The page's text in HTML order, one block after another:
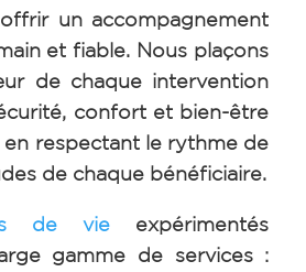
un accompagnement
et fiable. Nous plaçons
de chaque intervention
confort et bien-être
respectant le rythme de
de chaque bénéficiaire.
de vie expérimentés
gamme de services :